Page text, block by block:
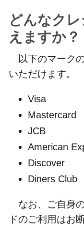
どんなク
えますか？
以下のマーク
いただけます。
Visa
Mastercard
JCB
American
Discover
Diners Club
なお、ご自身
ドのご利用はお